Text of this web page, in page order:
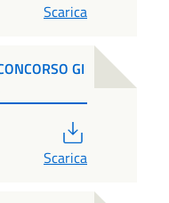
Scarica
GI
Scarica